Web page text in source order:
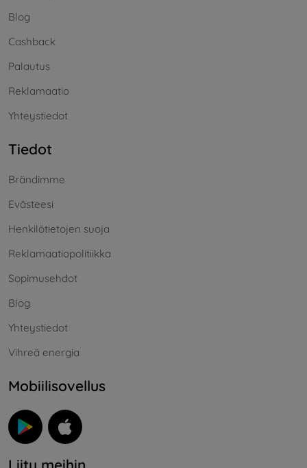
Blog
Cashback
Palautus
Reklamaatio
Yhteystiedot
Tiedot
Brändimme
Evästeesi
Henkilötietojen suoja
Reklamaatiopolitiikka
Sopimusehdot
Blog
Yhteystiedot
Vihreä energia
Mobiilisovellus
Liity meihin